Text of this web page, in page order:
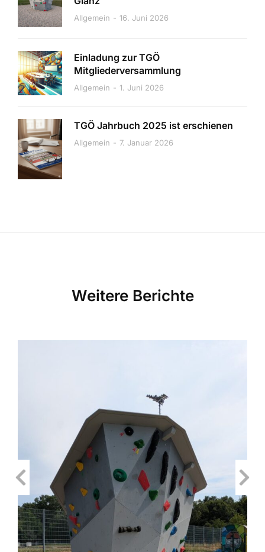
Allgemein 16. Juni 2026
Einladung zur TGÖ
Mitgliederversammlung
Allgemein 1. Juni 2026
TGÖ Jahrbuch 2025 ist erschienen
Allgemein 7. Januar 2026
Weitere Berichte